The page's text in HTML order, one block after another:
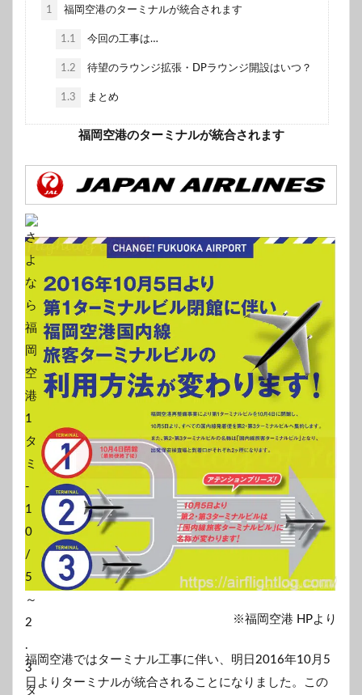
1 福岡空港のターミナルが統合されます
1.1 今回の工事は…
1.2 待望のラウンジ拡張・DPラウンジ開設はいつ？
1.3 まとめ
福岡空港のターミナルが統合されます
※福岡空港 HPより
福岡空港ではターミナル工事に伴い、明日2016年10月5
日よりターミナルが統合されることになりました。この